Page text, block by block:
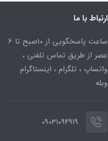
ارتباط با ما
ساعت پاسخگویی از 10صبح تا 6
عصر از طریق تماس تلفنی ،
واتساپ ، تلگرام ، اینستاگرام
وبله
09031094919